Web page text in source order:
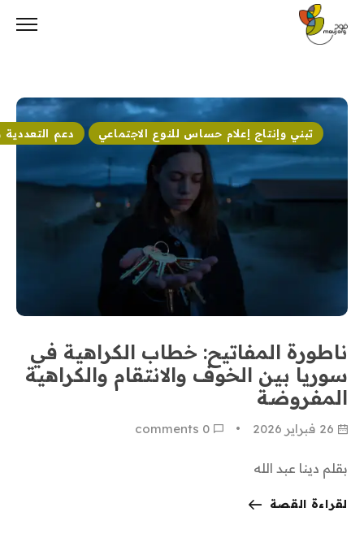
تبني وإنتاج إعلام حساس للنوع الاجتماعي دعم
ناطورة المفاتيح: خطاب الكراهية في
سوريا بين الخوف والانتقام والكراهية
المفروضة
26 فبراير 2026 0
بقلم دينا عبد الله
لقراءة القصة